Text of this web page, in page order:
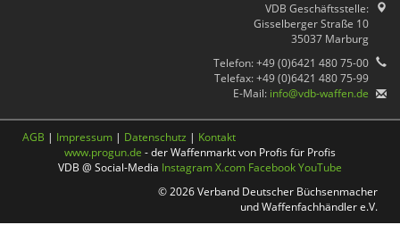
VDB Geschäftsstelle:
Gisselberger Straße 10
35037 Marburg
Telefon: +49 (0)6421 480 75-00
Telefax: +49 (0)6421 480 75-99
E-Mail: info@vdb-waffen.de
AGB | Impressum | Datenschutz | Kontakt
www.progun.de - der Waffenmarkt von Profis für Profis
VDB @ Social-Media InstagramX.com FacebookYouTube
© 2026 Verband Deutscher Büchsenmacher
und Waffenfachhändler e.V.